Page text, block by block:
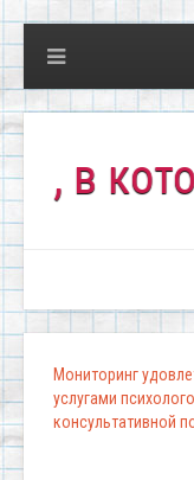
Мониторинг
услугами
консультативной